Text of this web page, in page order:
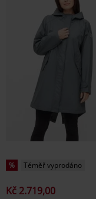
% Téměř vyprodáno
Kč 2.719,00